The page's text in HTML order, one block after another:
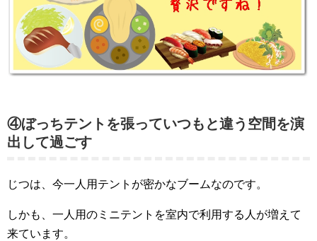
④ぼっちテントを張っていつもと違う空間を演
出して過ごす
じつは、今一人用テントが密かなブームなのです。
しかも、一人用のミニテントを室内で利用する人が増えて
来ています。